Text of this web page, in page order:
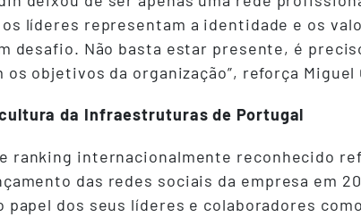
líderes representam a identidade e os
desafio. Não basta estar presente, é
objetivos da organização”, reforça Miguel
da Infraestruturas de Portugal
ranking internacionalmente reconhecido
das redes sociais da empresa em
dos seus líderes e colaboradores